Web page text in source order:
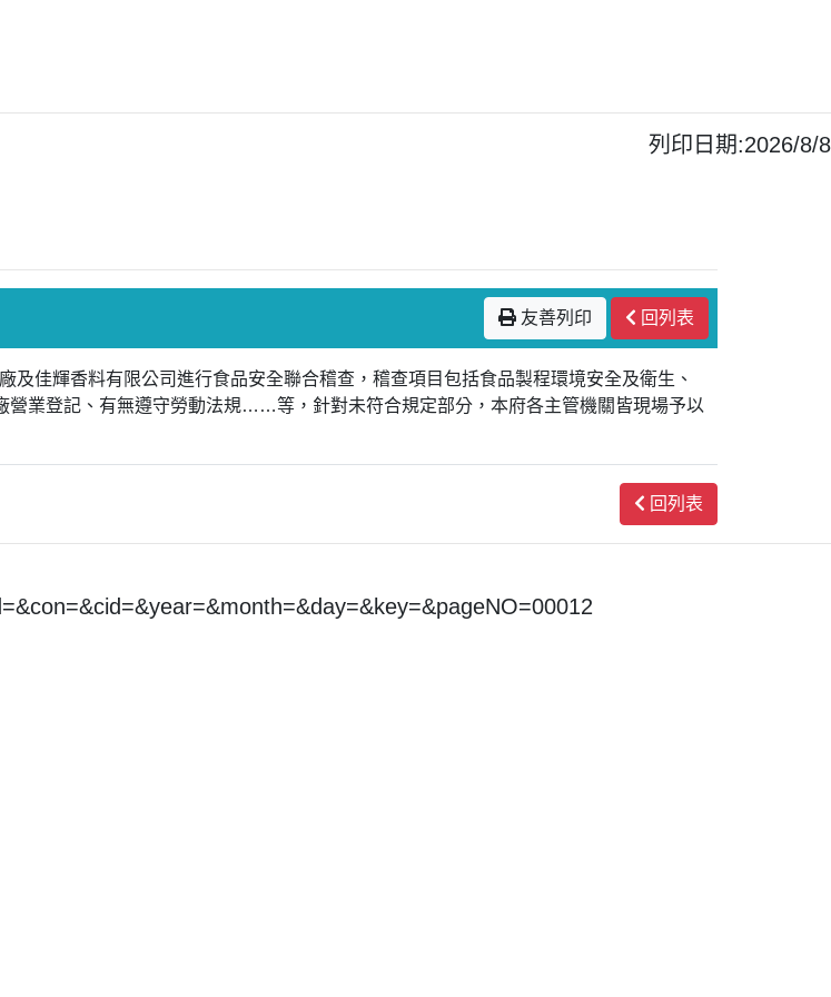
列印日期:2026/8/8
友善列印 回列表
佳輝香料有限公司進行食品安全聯合稽查，稽查項目包括食品製程環境安全及衛生、
營業登記、有無遵守勞動法規……等，針對未符合規定部分，本府各主管機關皆現場予以
回列表